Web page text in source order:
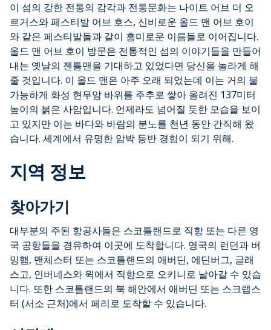
이 섬의 강한 전통의 감각과 전통문화는 나이트 어브 더 오
르거스와 페스티발 어브 호스, 신비로운 올드 맨 어브 호이
와 같은 페스티발들과 같이 흥미로운 이름들로 이어집니다.
올드 맨 어브 호이 방문은 전통적인 섬의 이야기들을 만들어
내는 옛날의 젠틀맨을 기대하고 있었다면 당신을 놀라게 해
줄 것입니다. 이 올드 맨은 아주 오래 되었는데 이는 거의 불
가능하게 화성 현무암 바위를 주추로 쌓아 올려진 137미터
높이의 붉은 사암입니다. 언제라도 넘어질 듯한 모습을 보이
고 있지만 이는 바다와 바람의 분노를 천년 동안 간직해 왔
습니다. 세계에서 유명한 암박 등반 경험이 되기 위해.
지역 정보
찾아가기
대부분의 주된 항공사들은 스코틀랜드로 직항 또는 다른 영
국 공항들을 경유하여 이곳에 도착합니다. 영국의 런던과 버
밍햄, 맨체스터 또는 스코틀랜드의 애버딘, 에딘버그, 글래
스고, 인버네스와 윅에서 직항으로 오키니로 날아갈 수 있습
니다. 또한 스코틀랜드의 북 해안에서 애버딘 또는 스크랩스
터 (서소 근처)에서 페리로 도착할 수 있습니다.